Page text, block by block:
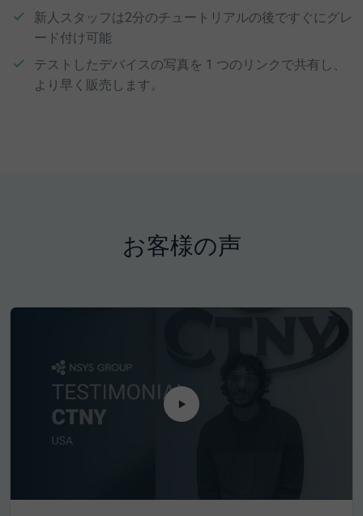
新人スタッフは2分のチュートリアルの後ですぐにグレ
ード付け可能
テストしたデバイスの写真を 1 つのリンクで共有し、
より早く販売します。
お客様の声